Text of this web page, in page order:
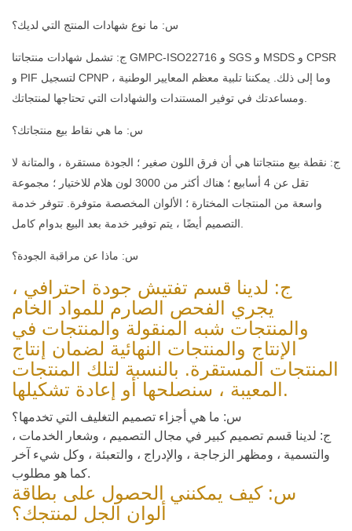
س: ما نوع شهادات المنتج التي لديك؟
ج: تشمل شهادات منتجاتنا GMPC-ISO22716 و SGS و MSDS و CPSR
و PIF لتسجيل CPNP ، وما إلى ذلك. يمكننا تلبية معظم المعايير الوطنية
س: ما هي نقاط بيع منتجاتك؟
ج: نقطة بيع منتجاتنا هي أن فرق اللون صغير ؛ الجودة مستقرة ، والمتانة لا
تقل عن 4 أسابيع ؛ هناك أكثر من 3000 لون هلام للاختيار ؛ مجموعة
واسعة من المنتجات المختارة ؛ الألوان المخصصة متوفرة. تتوفر خدمة
س: ماذا عن مراقبة الجودة؟
ج: لدينا قسم تفتيش جودة احترافي ،
يجري الفحص الصارم للمواد الخام
والمنتجات شبه المنقولة والمنتجات في
الإنتاج والمنتجات النهائية لضمان إنتاج
المنتجات المستقرة. بالنسبة لتلك المنتجات
المعيبة ، سنصلحها أو إعادة تشكيلها.
س: ما هي أجزاء تصميم التغليف التي تخدمها؟
ج: لدينا قسم تصميم كبير في مجال التصميم ، وشعار الخدمات ،
والتسمية ، ومظهر الزجاجة ، والإدراج ، والتعبئة ، وكل شيء آخر
كما هو مطلوب.
س: كيف يمكنني الحصول على بطاقة
ألوان الجل لمنتجك؟